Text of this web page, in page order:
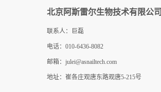
北京阿斯雷尔生物技术有限公司
联系人：巨磊
电话：010-6436-8082
邮箱： julei@asnailtech.com
地址：崔各庄观唐东路观唐5-215号